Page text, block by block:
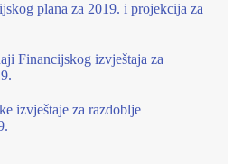
plana za 2019. i projekcija za
Financijskog izvještaja za
izvještaje za razdoblje